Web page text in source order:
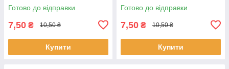
Готово до відправки
7,50 ₴ 10,50 ₴
Купити
Готово до відправки
7,50 ₴ 10,50 ₴
Купити